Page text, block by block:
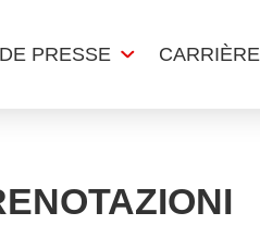
PRESSE CARRIÈRE